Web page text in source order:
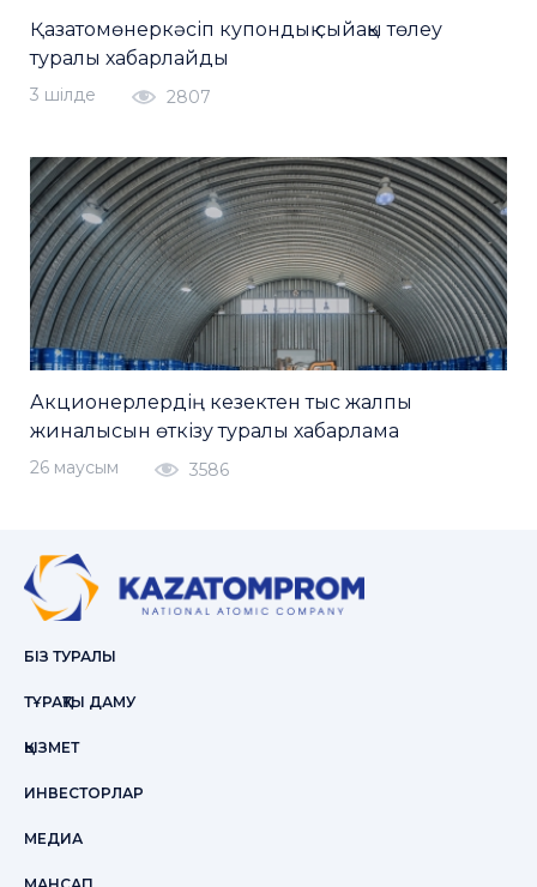
Қазатомөнеркәсіп купондық сыйақы төлеу
туралы хабарлайды
3 шiлде 2807
Акционерлердің кезектен тыс жалпы
жиналысын өткізу туралы хабарлама
26 маусым 3586
БІЗ ТУРАЛЫ
ТҰРАҚТЫ ДАМУ
ҚЫЗМЕТ
ИНВЕСТОРЛАР
МЕДИА